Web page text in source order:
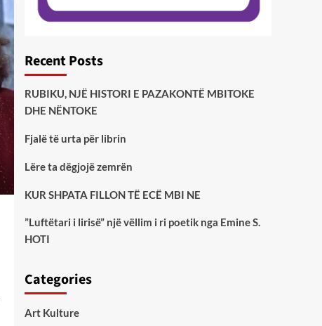
Recent Posts
RUBIKU, NJË HISTORI E PAZAKONTË MBITOKE
DHE NËNTOKE
Fjalë të urta për librin
Lëre ta dëgjojë zemrën
KUR SHPATA FILLON TË ECË MBI NE
”Luftëtari i lirisë” një vëllim i ri poetik nga Emine S.
HOTI
Categories
Art Kulture